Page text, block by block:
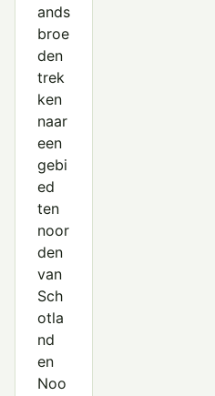
ands
broe
den
trek
ken
naar
een
gebi
ed
ten
noor
den
van
Sch
otla
nd
en
Noo